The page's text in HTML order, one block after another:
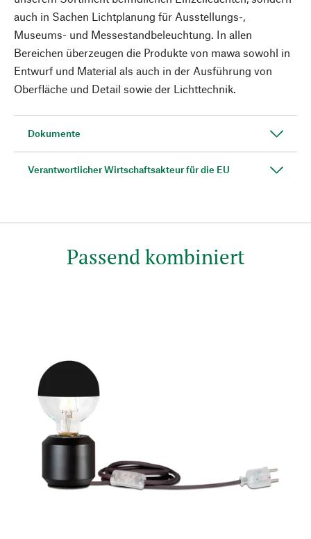
auch in Sachen Lichtplanung für Ausstellungs-,
Museums- und Messestandbeleuchtung. In allen
Bereichen überzeugen die Produkte von mawa sowohl in
Entwurf und Material als auch in der Ausführung von
Oberfläche und Detail sowie der Lichttechnik.
Dokumente
Verantwortlicher Wirtschaftsakteur für die EU
Passend kombiniert